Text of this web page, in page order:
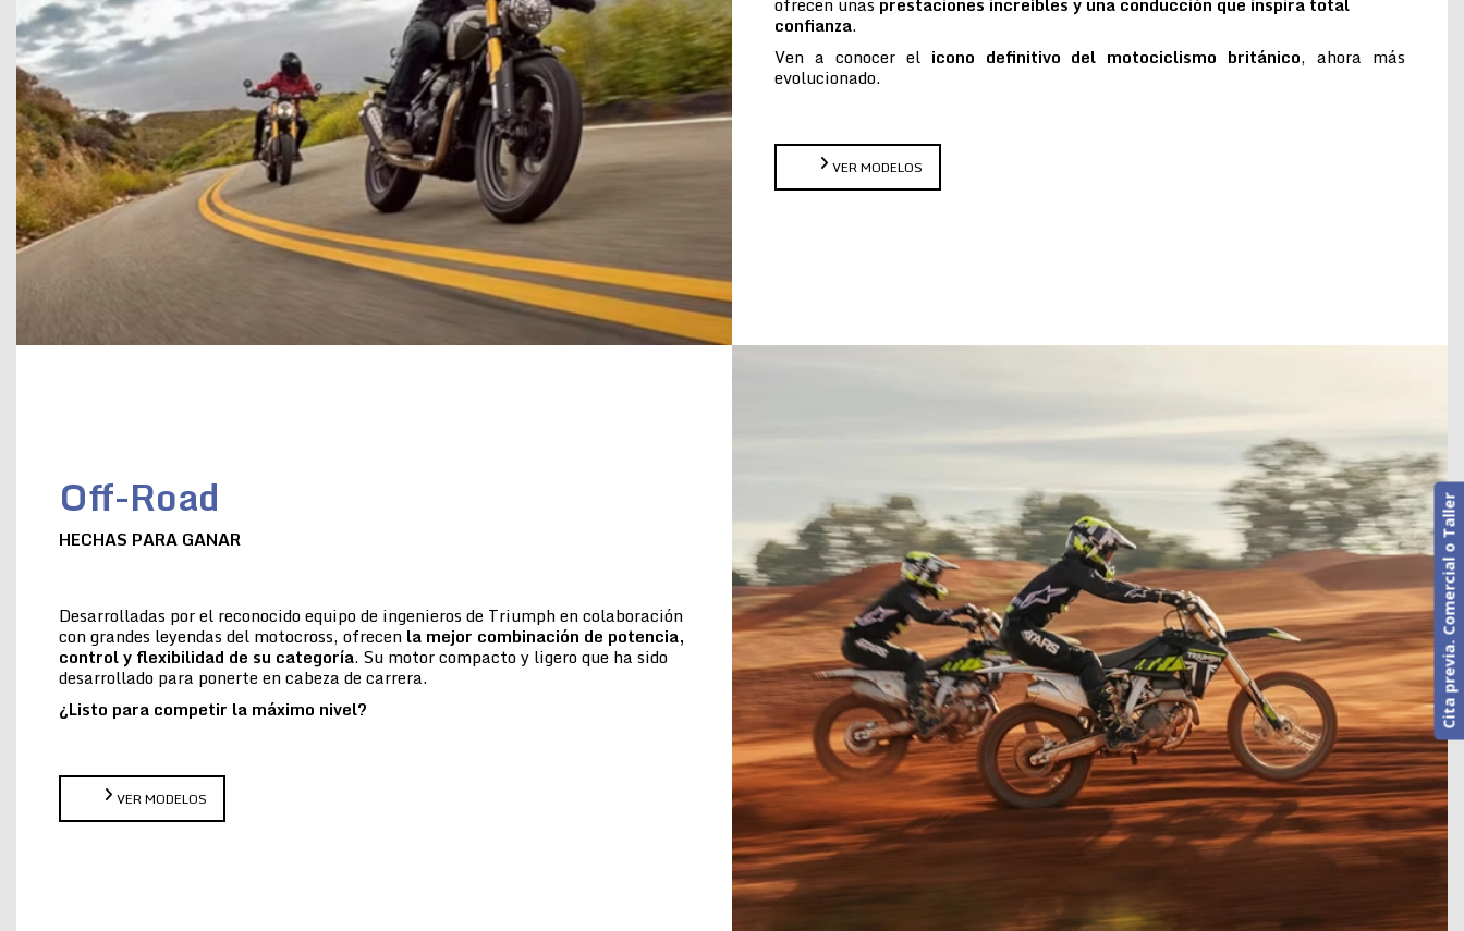
confianza.
Ven a conocer el icono definitivo del motociclismo británico, ahora más
evolucionado.
VER MODELOS
Off-Road
HECHAS PARA GANAR
Desarrolladas por el reconocido equipo de ingenieros de Triumph en colaboración
con grandes leyendas del motocross, ofrecen la mejor combinación de potencia,
control y flexibilidad de su categoría. Su motor compacto y ligero que ha sido
desarrollado para ponerte en cabeza de carrera.
¿Listo para competir la máximo nivel?
VER MODELOS
Cita previa. Comercial o Taller